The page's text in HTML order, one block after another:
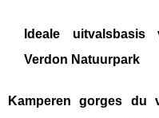
Ideale
Verdon Natuurpark
Kamperen gorges du